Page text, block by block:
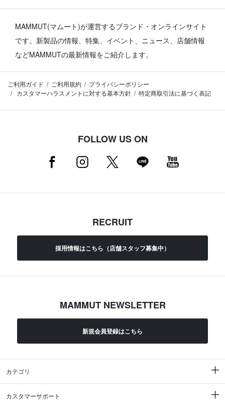
MAMMUT(マムート)が運営するブランド・オンラインサイト
です。 新製品の情報、特集、イベント、ニュース、店舗情報
などMAMMUTの最新情報をご紹介します。
ご利用ガイド ご利用規約
プライバシーポリシー
カスタマーハラスメントに対する基本方針
特定商取引法に基づく表記
FOLLOW US ON
RECRUIT
採用情報はこちら（店舗スタッフ募集中）
MAMMUT NEWSLETTER
新規会員登録はこちら
カテゴリ
カスタマーサポート